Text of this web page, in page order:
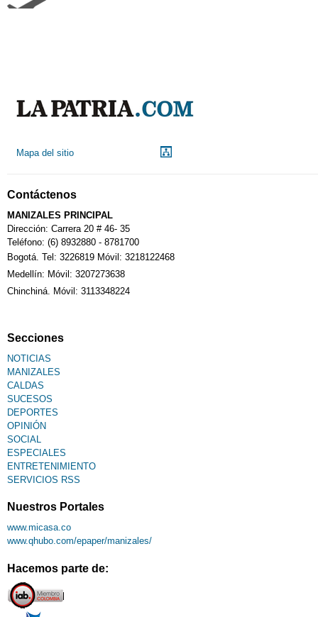
Calendario Tributario
Sudoku
Mapa del sitio
Contáctenos
MANIZALES PRINCIPAL
Dirección: Carrera 20 # 46- 35
Teléfono: (6) 8932880 - 8781700
Bogotá. Tel: 3226819 Móvil: 3218122468
Medellín: Móvil: 3207273638
Chinchiná. Móvil: 3113348224
Secciones
NOTICIAS
MANIZALES
CALDAS
SUCESOS
DEPORTES
OPINIÓN
SOCIAL
ESPECIALES
ENTRETENIMIENTO
SERVICIOS RSS
Nuestros Portales
www.micasa.co
www.qhubo.com/epaper/manizales/
Hacemos parte de: